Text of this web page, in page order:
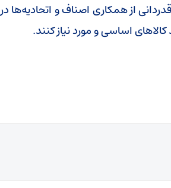
از همکاری اصناف و اتحادیه‌ها در
اساسی و مورد نیاز کنند.